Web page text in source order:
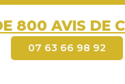
800 AVIS DE
07 63 66 98 92